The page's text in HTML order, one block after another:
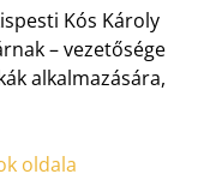
Kós Károly
– vezetősége
alkalmazására,
oldala